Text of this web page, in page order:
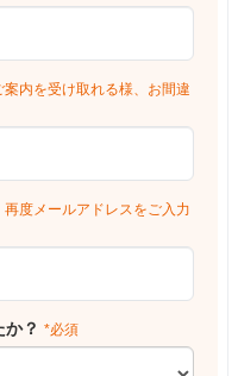
内を受け取れる様、お間違
度メールアドレスをご入力
？ *必須